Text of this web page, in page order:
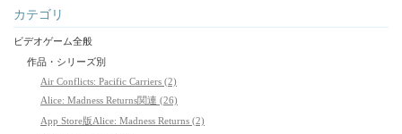
カテゴリ
ビデオゲーム全般
作品・シリーズ別
Air Conflicts: Pacific Carriers (2)
Alice: Madness Returns関連 (26)
App Store版Alice: Madness Returns (2)